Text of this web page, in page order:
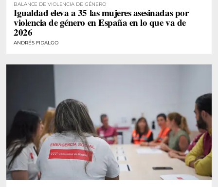
BALANCE DE VIOLENCIA DE GÉNERO
Igualdad eleva a 35 las mujeres asesinadas por
violencia de género en España en lo que va de
2026
ANDRÉS FIDALGO